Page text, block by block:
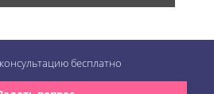
бесплатно